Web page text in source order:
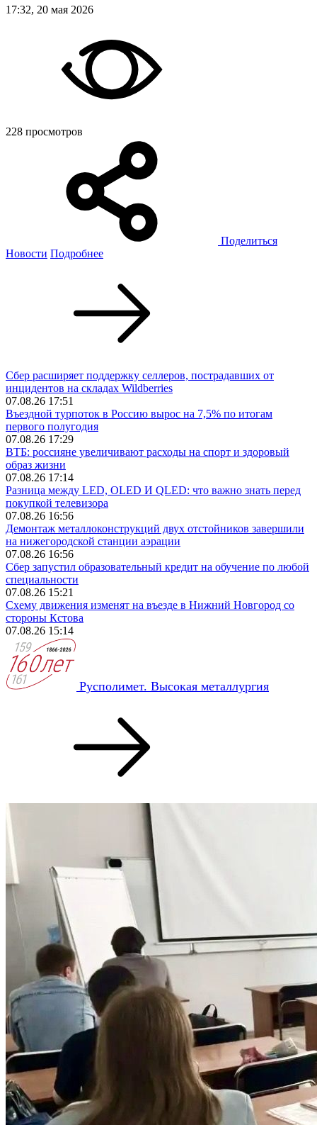
17:32, 20 мая 2026
228 просмотров
Поделиться
Новости Подробнее
Сбер расширяет поддержку селлеров, пострадавших от
инцидентов на складах Wildberries
07.08.26 17:51
Въездной турпоток в Россию вырос на 7,5% по итогам
первого полугодия
07.08.26 17:29
ВТБ: россияне увеличивают расходы на спорт и здоровый
образ жизни
07.08.26 17:14
Разница между LED, OLED И QLED: что важно знать перед
покупкой телевизора
07.08.26 16:56
Демонтаж металлоконструкций двух отстойников завершили
на нижегородской станции аэрации
07.08.26 16:56
Сбер запустил образовательный кредит на обучение по любой
специальности
07.08.26 15:21
Схему движения изменят на въезде в Нижний Новгород со
стороны Кстова
07.08.26 15:14
Русполимет. Высокая металлургия